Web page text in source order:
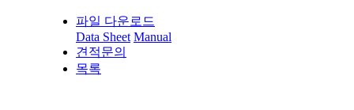
파일 다운로드
Data Sheet Manual
견적문의
목록